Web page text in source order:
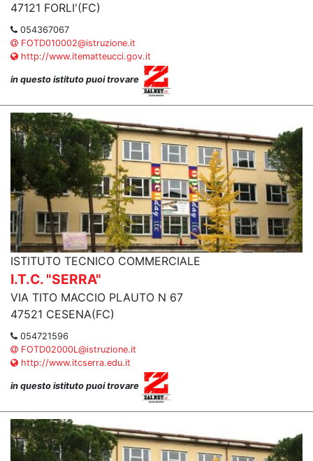
47121 FORLI'(FC)
054367067
FOTD010002@istruzione.it
http://www.itematteucci.gov.it
in questo istituto puoi trovare
ISTITUTO TECNICO COMMERCIALE
I.T.C. "SERRA"
VIA TITO MACCIO PLAUTO N 67
47521 CESENA(FC)
054721596
FOTD02000L@istruzione.it
http://www.itcserra.edu.it
in questo istituto puoi trovare